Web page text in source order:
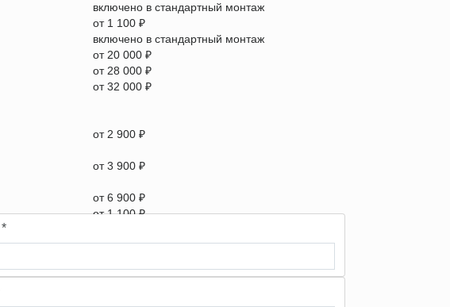
включено в стандартный монтаж
от 1 100 ₽
включено в стандартный монтаж
от 20 000 ₽
от 28 000 ₽
от 32 000 ₽
от 2 900 ₽
от 3 900 ₽
от 6 900 ₽
от 1 100 ₽
*